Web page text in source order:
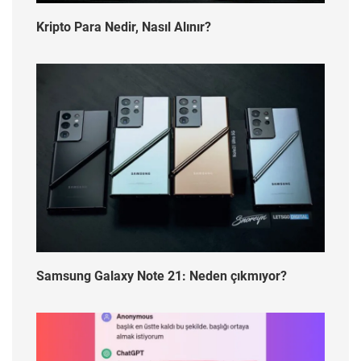
Kripto Para Nedir, Nasıl Alınır?
Samsung Galaxy Note 21: Neden çıkmıyor?